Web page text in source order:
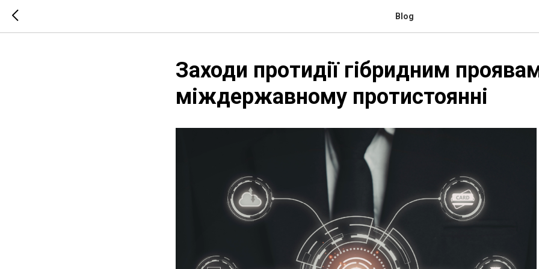
Blog
Заходи протидії гібридним
міждержавному протистоянні